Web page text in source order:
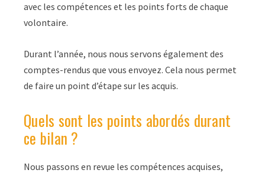
avec les compétences et les points forts de chaque
volontaire.
Durant l’année, nous nous servons également des
comptes-rendus que vous envoyez. Cela nous permet
de faire un point d’étape sur les acquis.
Quels sont les points abordés durant
ce bilan ?
Nous passons en revue les compétences acquises,